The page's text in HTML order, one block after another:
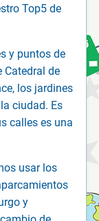
Top5 de
y puntos de
Catedral de
los jardines
ciudad. Es
calles es una
usar los
y